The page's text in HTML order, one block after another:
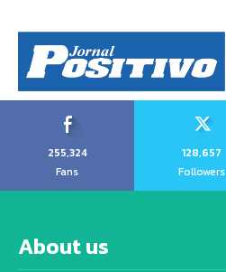
255,324
Fans
128,657
Followers
About us